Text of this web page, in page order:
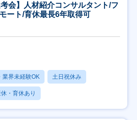
会】人材紹介コンサルタント/フ
ート/育休最長6年取得可
業界未経験OK 土日祝休み
休・育休あり